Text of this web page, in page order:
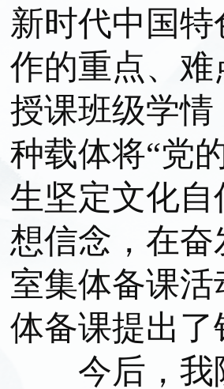
新时代中国
作的重点、
授课班级学
种载体将“党
生坚定文化
想信念，在
室集体备课
体备课提出
今后，我院